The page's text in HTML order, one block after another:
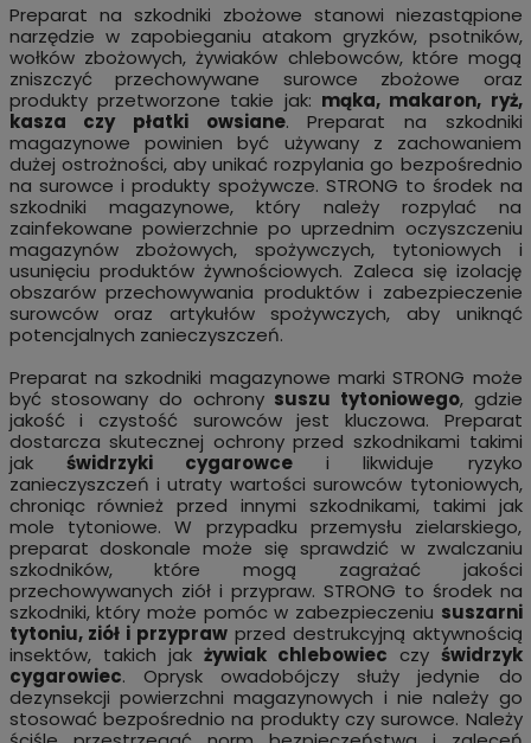
Preparat na szkodniki zbożowe stanowi niezastąpione
narzędzie w zapobieganiu atakom gryzków, psotników,
wołków zbożowych, żywiaków chlebowców, które mogą
zniszczyć przechowywane surowce zbożowe oraz
produkty przetworzone takie jak: mąka, makaron, ryż,
kasza czy płatki owsiane. Preparat na szkodniki
magazynowe powinien być używany z zachowaniem
dużej ostrożności, aby unikać rozpylania go bezpośrednio
na surowce i produkty spożywcze. STRONG to środek na
szkodniki magazynowe, który należy rozpylać na
zainfekowane powierzchnie po uprzednim oczyszczeniu
magazynów zbożowych, spożywczych, tytoniowych i
usunięciu produktów żywnościowych. Zaleca się izolację
obszarów przechowywania produktów i zabezpieczenie
surowców oraz artykułów spożywczych, aby uniknąć
potencjalnych zanieczyszczeń.
Preparat na szkodniki magazynowe marki STRONG może
być stosowany do ochrony suszu tytoniowego, gdzie
jakość i czystość surowców jest kluczowa. Preparat
dostarcza skutecznej ochrony przed szkodnikami takimi
jak świdrzyki cygarowcei likwiduje ryzyko
zanieczyszczeń i utraty wartości surowców tytoniowych,
chroniąc również przed innymi szkodnikami, takimi jak
mole tytoniowe. W przypadku przemysłu zielarskiego,
preparat doskonale może się sprawdzić w zwalczaniu
szkodników, które mogą zagrażać jakości
przechowywanych ziół i przypraw. STRONG to środek na
szkodniki, który może pomóc w zabezpieczeniu suszarni
tytoniu, ziół i przypraw przed destrukcyjną aktywnością
insektów, takich jak żywiak chlebowiec czy świdrzyk
cygarowiec. Oprysk owadobójczy służy jedynie do
dezynsekcji powierzchni magazynowych i nie należy go
stosować bezpośrednio na produkty czy surowce. Należy